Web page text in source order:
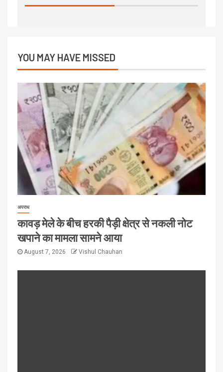
YOU MAY HAVE MISSED
अपराध
कावड़ मेले के बीच हरकी पैड़ी क्षेत्र से नकली नोट
खपाने का मामला सामने आया
August 7, 2026 Vishul Chauhan